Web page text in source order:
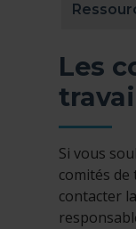
Les
Si vous
comités de
contacter